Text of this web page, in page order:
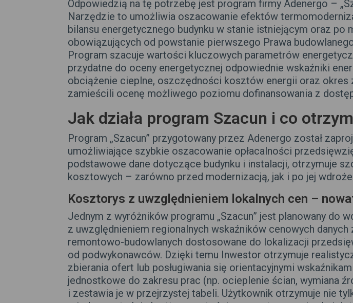
Odpowiedzią na tę potrzebę jest program firmy Adenergo –
Narzędzie to umożliwia oszacowanie efektów
bilansu energetycznego budynku w stanie istniejącym oraz
obowiązujących od powstanie pierwszego Prawa
Program szacuje wartości kluczowych parametrów
przydatne do oceny energetycznej odpowiednie wskaźniki
obciążenie cieplne, oszczędności kosztów energii oraz
zamieścili ocenę możliwego poziomu dofinansowania z
Jak działa program Szacun i co
Program „Szacun” przygotowany przez Adenergo został
umożliwiające szybkie oszacowanie opłacalności
podstawowe dane dotyczące budynku i instalacji, otrzymuje
kosztowych – zarówno przed modernizacją, jak i po jej
Kosztorys z uwzględnieniem lokalnych cen –
Jednym z wyróżników programu „Szacun” jest planowany do
z uwzględnieniem regionalnych wskaźników cenowych danych
remontowo-budowlanych dostosowane do lokalizacji
od podwykonawców. Dzięki temu Inwestor otrzymuje
zbierania ofert lub posługiwania się orientacyjnymi
jednostkowe do zakresu prac (np. ocieplenie ścian, wymiana
i zestawia je w przejrzystej tabeli. Użytkownik otrzymuje nie